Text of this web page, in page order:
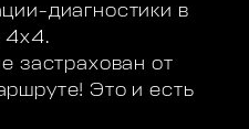
диагностики в
4х4.
застрахован от
Это и есть